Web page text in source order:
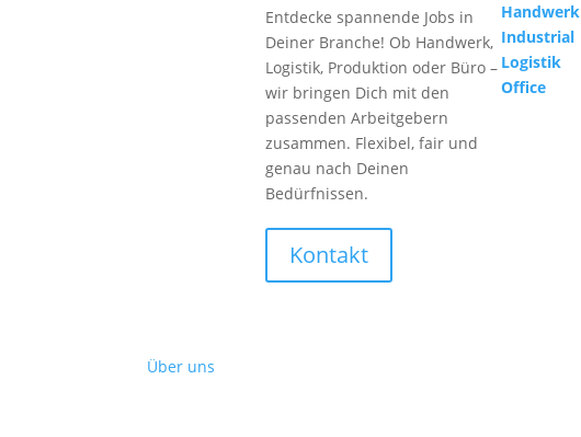
Entdecke spannende Jobs in
Deiner Branche! Ob Handwerk,
Logistik, Produktion oder Büro –
wir bringen Dich mit den
passenden Arbeitgebern
zusammen. Flexibel, fair und
genau nach Deinen
Bedürfnissen.
Kontakt
Handwerk
Industrial
Logistik
Office
Über uns